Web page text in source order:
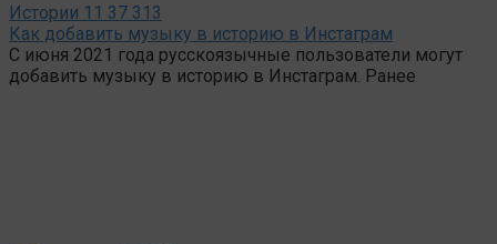
Истории 11 37 313
Как добавить музыку в историю в Инстаграм
С июня 2021 года русскоязычные пользователи могут
добавить музыку в историю в Инстаграм. Ранее